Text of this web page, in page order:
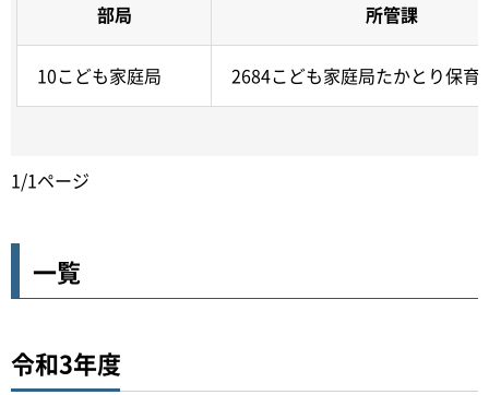
部局 所管課
10こども家庭局 2684こども家庭局たかとり保育
1/1ページ
一覧
令和3年度